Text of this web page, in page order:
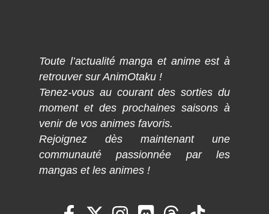
Toute l’actualité manga et anime est à
retrouver sur AnimOtaku !
Tenez-vous au courant des sorties du
moment et des prochaines saisons à
venir de vos animes favoris.
Rejoignez dès maintenant une
communauté passionnée par les
mangas et les animes !